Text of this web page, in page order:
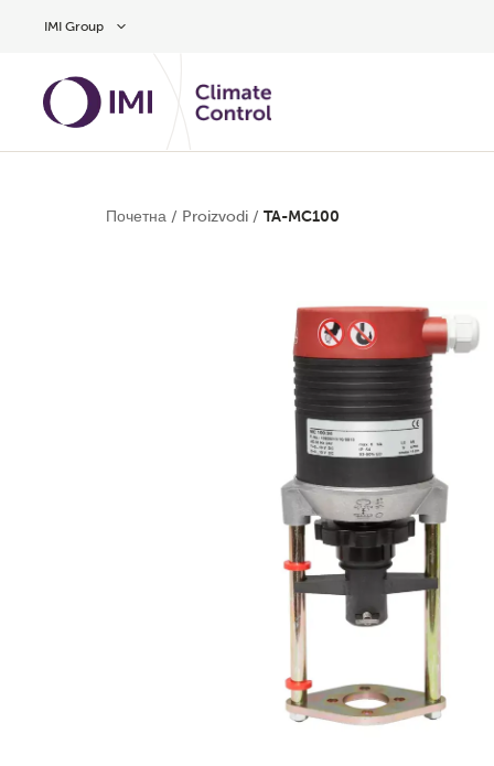
IMI Group
Почетна / Proizvodi / TA-MC100